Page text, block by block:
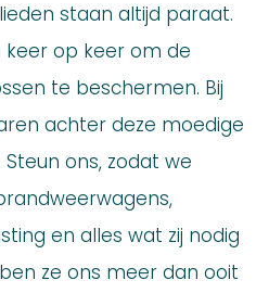
staan altijd paraat.
keer op keer om de
te beschermen. Bij
achter deze moedige
ons, zodat we
en alles wat zij nodig
ze ons meer dan ooit